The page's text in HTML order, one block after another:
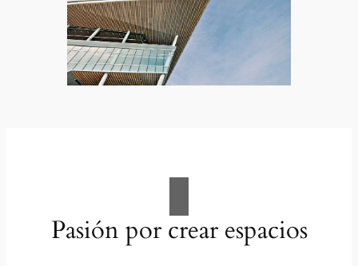
Pasión por crear espacios